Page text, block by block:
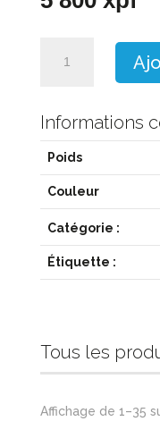
HP_302XLCoul
Informations
Poids
Couleur
Catégorie :
Étiquette :
Tous les
Affichage de 1–35